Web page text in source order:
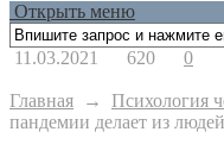
Открыть меню
11.03.2021 620 0
Главная → Психология
пандемии делает из